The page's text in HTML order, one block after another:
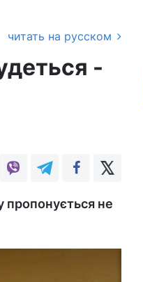
читать на русском
-
пропонується не